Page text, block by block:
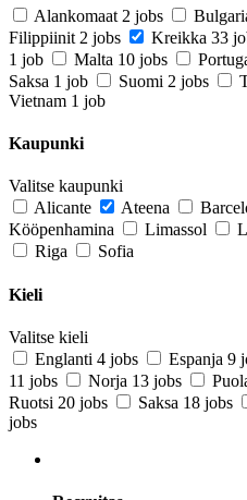
Alankomaat 2 jobs
Filippiinit 2 jobs Kreikka 33
1 job
Malta 10 jobs
Saksa 1 job Suomi 2 jobs
Vietnam 1 job
Kaupunki
Valitse kaupunki
Alicante
Ateena
Kööpenhamina
Limassol
Riga
Sofia
Kieli
Valitse kieli
Englanti 4 jobs Espanja 9
11 jobs
Norja 13 jobs
Ruotsi 20 jobs Saksa 18 jobs
jobs